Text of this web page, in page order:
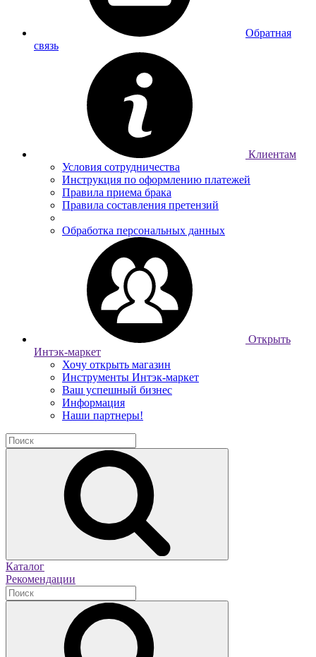
Обратная
связь
Клиентам
Условия сотрудничества
Инструкция по оформлению платежей
Правила приема брака
Правила составления претензий
Обработка персональных данных
Открыть
Интэк-маркет
Хочу открыть магазин
Инструменты Интэк-маркет
Ваш успешный бизнес
Информация
Наши партнеры!
Каталог
Рекомендации